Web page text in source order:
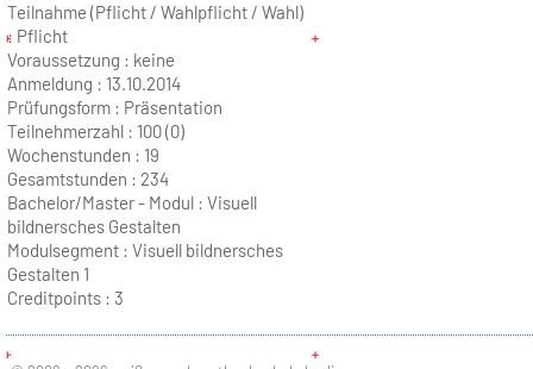
Teilnahme (Pflicht / Wahlpflicht / Wahl)
: Pflicht
Voraussetzung : keine
Anmeldung : 13.10.2014
Prüfungsform : Präsentation
Teilnehmerzahl : 100 (0)
Wochenstunden : 19
Gesamtstunden : 234
Bachelor/Master - Modul : Visuell
bildnersches Gestalten
Modulsegment : Visuell bildnersches
Gestalten 1
Creditpoints : 3